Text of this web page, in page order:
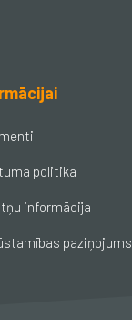
politika
informācija
paziņojums